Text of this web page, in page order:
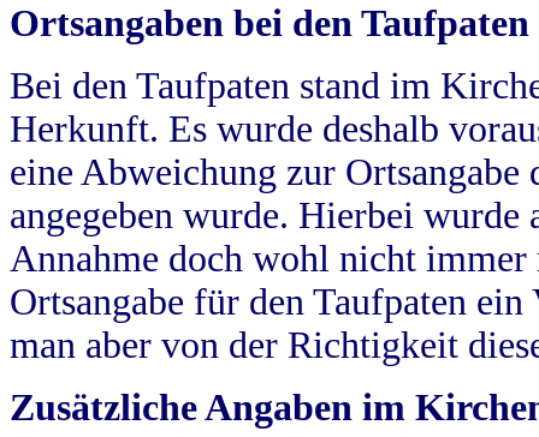
Ortsangaben bei den Taufpaten
Bei den Taufpaten stand im
Herkunft. Es wurde deshalb
eine Abweichung zur
angegeben wurde. Hierbei wurde
Annahme doch wohl nicht
Ortsangabe für den Taufpaten
man aber von der Richtigkeit
Zusätzliche Angaben im